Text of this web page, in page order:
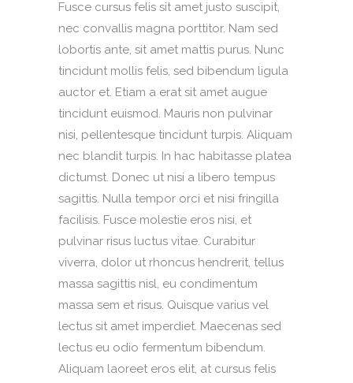
Fusce cursus felis sit amet justo suscipit,
nec convallis magna porttitor. Nam sed
lobortis ante, sit amet mattis purus. Nunc
tincidunt mollis felis, sed bibendum ligula
auctor et. Etiam a erat sit amet augue
tincidunt euismod. Mauris non pulvinar
nisi, pellentesque tincidunt turpis. Aliquam
nec blandit turpis. In hac habitasse platea
dictumst. Donec ut nisi a libero tempus
sagittis. Nulla tempor orci et nisi fringilla
facilisis. Fusce molestie eros nisi, et
pulvinar risus luctus vitae. Curabitur
viverra, dolor ut rhoncus hendrerit, tellus
massa sagittis nisl, eu condimentum
massa sem et risus. Quisque varius vel
lectus sit amet imperdiet. Maecenas sed
lectus eu odio fermentum bibendum.
Aliquam laoreet eros elit, at cursus felis